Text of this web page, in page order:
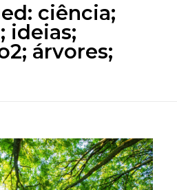
ciência;
ideias;
árvores;